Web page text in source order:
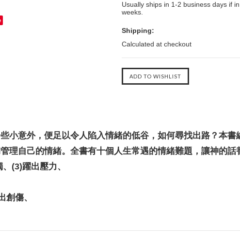
Usually ships in 1-2 business days if
weeks.
Shipping:
Calculated at checkout
小意外，便足以令人陷入情緒的低谷，如何尋找出路？本
理自己的情緒。全書有十個人生常遇的情緒難題，讓神的話
(3)躍出壓力、
創傷、